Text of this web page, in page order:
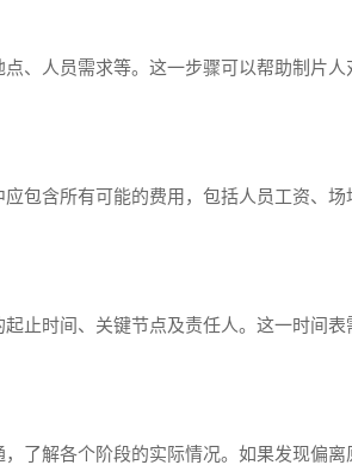
、人员需求等。这一步骤可以帮助制片
包含所有可能的费用，包括人员工资、场
止时间、关键节点及责任人。这一时间表
了解各个阶段的实际情况。如果发现偏离